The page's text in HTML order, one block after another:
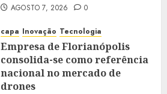
AGOSTO 7, 2026 0
capa Inovação Tecnologia
Empresa de Florianópolis
consolida-se como referência
nacional no mercado de
drones